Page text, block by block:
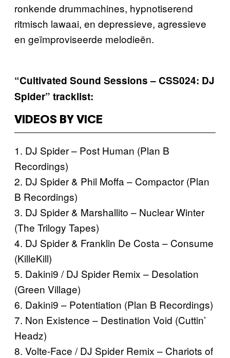
ronkende drummachines, hypnotiserend
ritmisch lawaai, en depressieve, agressieve
en geïmproviseerde melodieën.
“Cultivated Sound Sessions – CSS024: DJ
Spider” tracklist:
VIDEOS BY VICE
1. DJ Spider – Post Human (Plan B
Recordings)
2. DJ Spider & Phil Moffa – Compactor (Plan
B Recordings)
3. DJ Spider & Marshallito – Nuclear Winter
(The Trilogy Tapes)
4. DJ Spider & Franklin De Costa – Consume
(KilleKill)
5. Dakini9 / DJ Spider Remix – Desolation
(Green Village)
6. Dakini9 – Potentiation (Plan B Recordings)
7. Non Existence – Destination Void (Cuttin’
Headz)
8. Volte-Face / DJ Spider Remix – Chariots of